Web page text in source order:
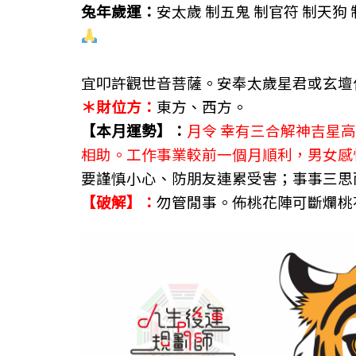
兔年歲運： 安太歲 制五鬼 制官符 制天狗
宜叩許觀世音菩薩。安奉太歲星君或玄
＊財位方： 東方、西方。
【本月運勢】： 月令 幸有三合解神吉星
相助。工作事業較前一個月順利，男女
要謹慎小心、防朋友連累受害；事事三
【破解】： 勿管閒事。佈桃花陣可斷爛